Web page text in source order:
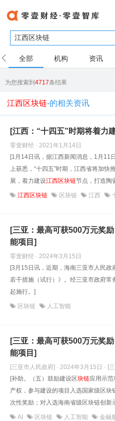
全部 机构 资讯
为您搜索到4717条结果
江西区块链-的相关资讯
[江西：“十四五”时期将着力
零壹财经 · 2021年1月14日
[1月14日讯，据江西新闻消息，1月11
上获悉，“十四五”时期，江西省将加快
展，着力建设江西区块链节点，打造陶
江西区块链 区块链 江西
[三亚：最高可获500万元奖
能项目]
零壹财经 · 2024年3月15日
[3月15日讯，近期，海南三亚市人民
若干措施（试行）》。经三亚市政府
起施行。]
区块链 人工智能
[三亚：最高可获500万元奖
能项目]
[三亚市人民政府] · 2024年3月15日 · [
[补助。（五）鼓励建设区块链应用示
产权，参与建设的项目入选国家级区
次性奖励；对入选海南省级区块链创
AI 区块链 人工智能 金融